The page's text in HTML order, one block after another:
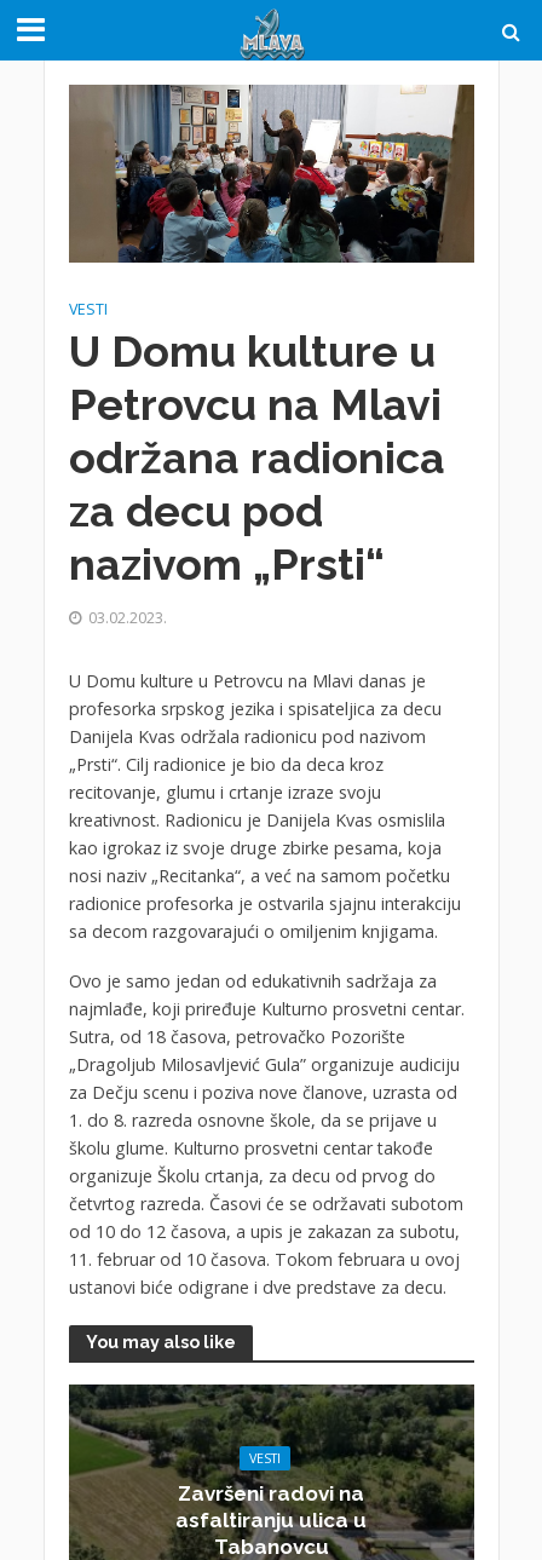
VESTI
U Domu kulture u
Petrovcu na Mlavi
održana radionica
za decu pod
nazivom „Prsti“
03.02.2023.
U Domu kulture u Petrovcu na Mlavi danas je
profesorka srpskog jezika i spisateljica za decu
Danijela Kvas održala radionicu pod nazivom
„Prsti“. Cilj radionice je bio da deca kroz
recitovanje, glumu i crtanje izraze svoju
kreativnost. Radionicu je Danijela Kvas osmislila
kao igrokaz iz svoje druge zbirke pesama, koja
nosi naziv „Recitanka“, a već na samom početku
radionice profesorka je ostvarila sjajnu interakciju
sa decom razgovarajući o omiljenim knjigama.
Ovo je samo jedan od edukativnih sadržaja za
najmlađe, koji priređuje Kulturno prosvetni centar.
Sutra, od 18 časova, petrovačko Pozorište
„Dragoljub Milosavljević Gula” organizuje audiciju
za Dečju scenu i poziva nove članove, uzrasta od
1. do 8. razreda osnovne škole, da se prijave u
školu glume. Kulturno prosvetni centar takođe
organizuje Školu crtanja, za decu od prvog do
četvrtog razreda. Časovi će se održavati subotom
od 10 do 12 časova, a upis je zakazan za subotu,
11. februar od 10 časova. Tokom februara u ovoj
ustanovi biće odigrane i dve predstave za decu.
You may also like
VESTI
Završeni radovi na
asfaltiranju ulica u
Tabanovcu